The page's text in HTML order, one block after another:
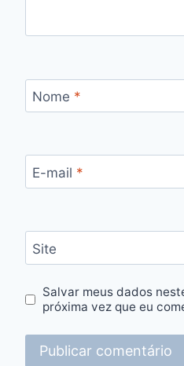
Nome *
E-mail *
Site
Salvar meus dados
próxima vez que eu